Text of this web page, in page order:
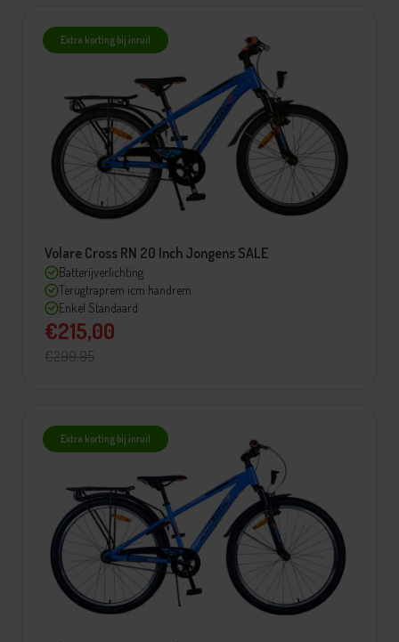
Extra korting bij inruil
Volare Cross RN 20 Inch Jongens SALE
Batterijverlichting
Terugtraprem icm handrem
Enkel Standaard
€215,00
€299,95
Extra korting bij inruil